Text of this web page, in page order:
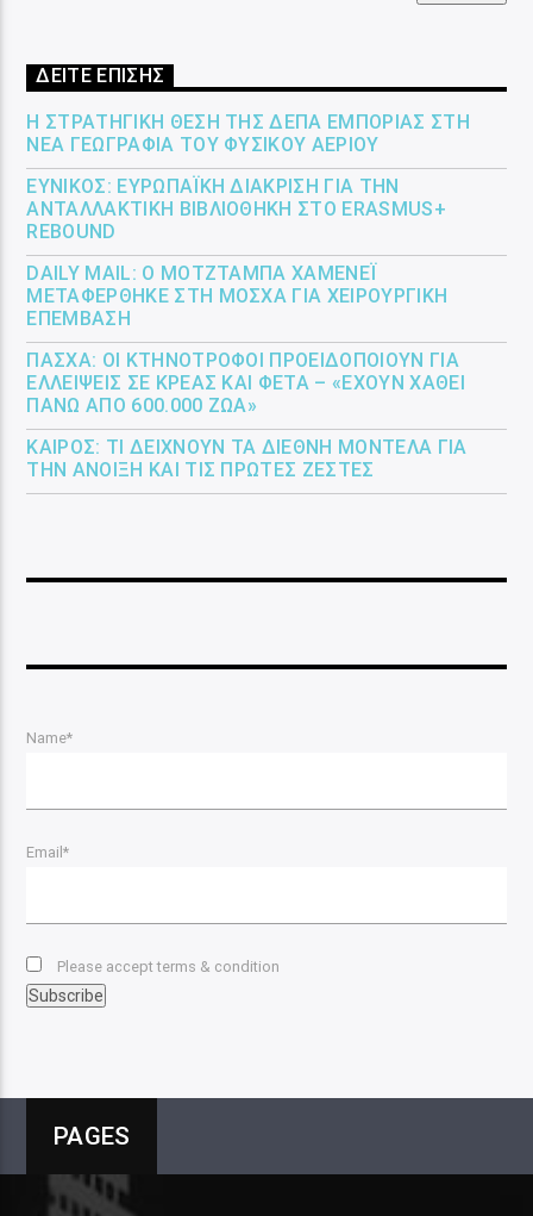
ΔΕΙΤΕ ΕΠΙΣΗΣ
Η ΣΤΡΑΤΗΓΙΚΉ ΘΈΣΗ ΤΗΣ ΔΕΠΑ ΕΜΠΟΡΊΑΣ ΣΤΗ
ΝΈΑ ΓΕΩΓΡΑΦΊΑ ΤΟΥ ΦΥΣΙΚΟΎ ΑΕΡΊΟΥ
ΕΎΝΙΚΟΣ: ΕΥΡΩΠΑΪΚΉ ΔΙΆΚΡΙΣΗ ΓΙΑ ΤΗΝ
ΑΝΤΑΛΛΑΚΤΙΚΉ ΒΙΒΛΙΟΘΉΚΗ ΣΤΟ ERASMUS+
REBOUND
DAILY MAIL: Ο ΜΟΤΖΤΆΜΠΑ ΧΑΜΕΝΕΪ́
ΜΕΤΑΦΈΡΘΗΚΕ ΣΤΗ ΜΌΣΧΑ ΓΙΑ ΧΕΙΡΟΥΡΓΙΚΉ
ΕΠΈΜΒΑΣΗ
ΠΆΣΧΑ: ΟΙ ΚΤΗΝΟΤΡΌΦΟΙ ΠΡΟΕΙΔΟΠΟΙΟΎΝ ΓΙΑ
ΕΛΛΕΊΨΕΙΣ ΣΕ ΚΡΈΑΣ ΚΑΙ ΦΈΤΑ – «ΈΧΟΥΝ ΧΑΘΕΊ
ΠΆΝΩ ΑΠΌ 600.000 ΖΏΑ»
ΚΑΙΡΌΣ: ΤΙ ΔΕΊΧΝΟΥΝ ΤΑ ΔΙΕΘΝΉ ΜΟΝΤΈΛΑ ΓΙΑ
ΤΗΝ ΆΝΟΙΞΗ ΚΑΙ ΤΙΣ ΠΡΏΤΕΣ ΖΈΣΤΕΣ
Name*
Email*
Please accept terms & condition
PAGES